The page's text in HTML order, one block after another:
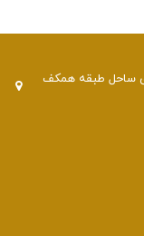
طبقه همکف